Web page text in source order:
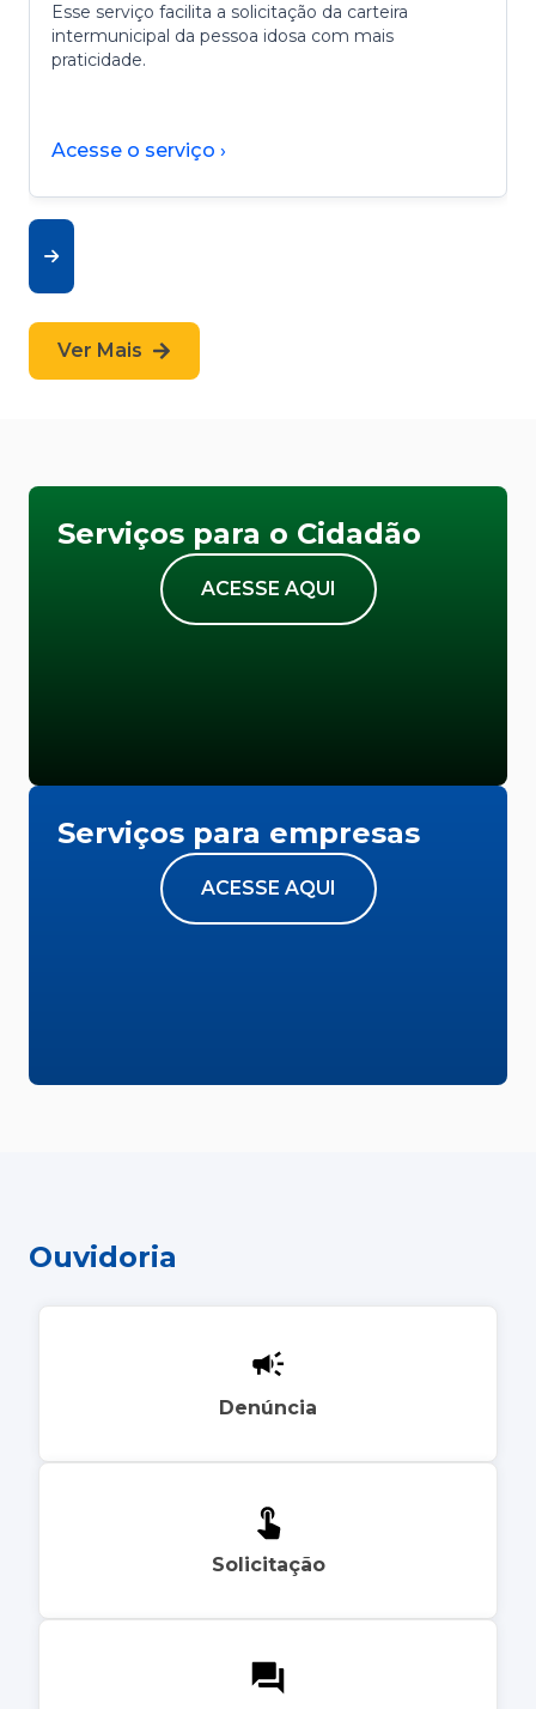
Esse serviço facilita a solicitação da carteira
intermunicipal da pessoa idosa com mais
praticidade.
Acesse o serviço ›
Ver Mais
Serviços para o Cidadão
ACESSE AQUI
Serviços para empresas
ACESSE AQUI
Ouvidoria
Denúncia
Solicitação